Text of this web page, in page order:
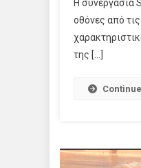
Η συνεργασία
οθόνες από
της […]